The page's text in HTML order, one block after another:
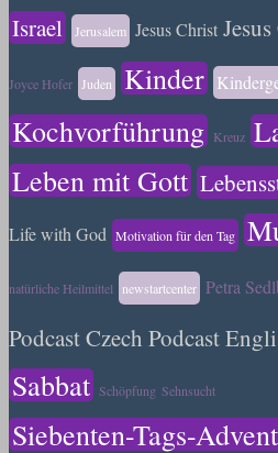
Israel
Jerusalem Jesus Christ
Joyce Hofer Juden Kinder
Kochvorführung Kreuz
Leben mit Gott
Life with God Motivation für den Tag
natürliche Heilmittel newstartcenter Petra
Podcast Czech Podcast
Sabbat Schöpfung Sehnsucht
Siebenten-Tags-